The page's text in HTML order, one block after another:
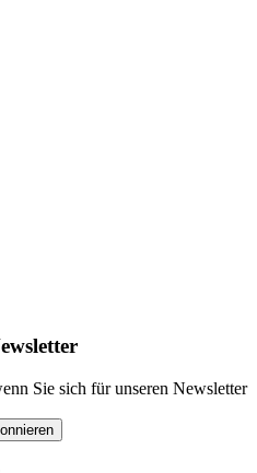
Sie sich für unseren Newsletter